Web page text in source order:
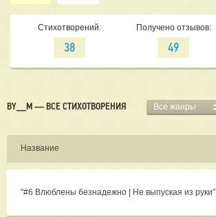
Стихотворений:
38
Получено отзывов:
49
BY__M — ВСЕ СТИХОТВОРЕНИЯ Все жанры
Название
"#6 Влюблены безнадежно | Не выпуская из руки"